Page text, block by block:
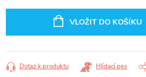
VLOŽIT DO KOŠÍKU
Dotaz k produktu Hlídací pes